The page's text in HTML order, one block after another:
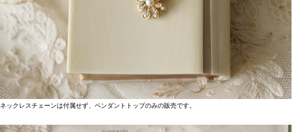
ネックレスチェーンは付属せず、ペンダントトップのみの販売です。